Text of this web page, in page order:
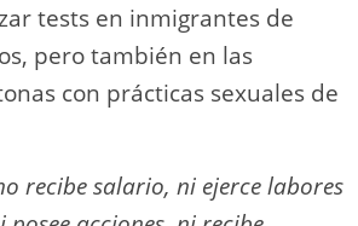
tests en inmigrantes de
pero también en las
con prácticas sexuales de
recibe salario, ni ejerce labores